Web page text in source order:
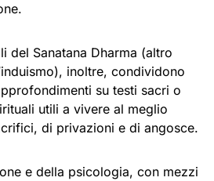
del Sanatana Dharma (altro
inoltre, condividono
su testi sacri o
utili a vivere al meglio
di privazioni e di angosce.
e della psicologia, con mezzi